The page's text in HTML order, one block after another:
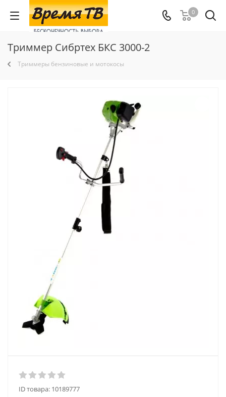
0
Триммер Сибртех БКС 3000-2
Триммеры бензиновые и мотокосы
ID товара: 10189777